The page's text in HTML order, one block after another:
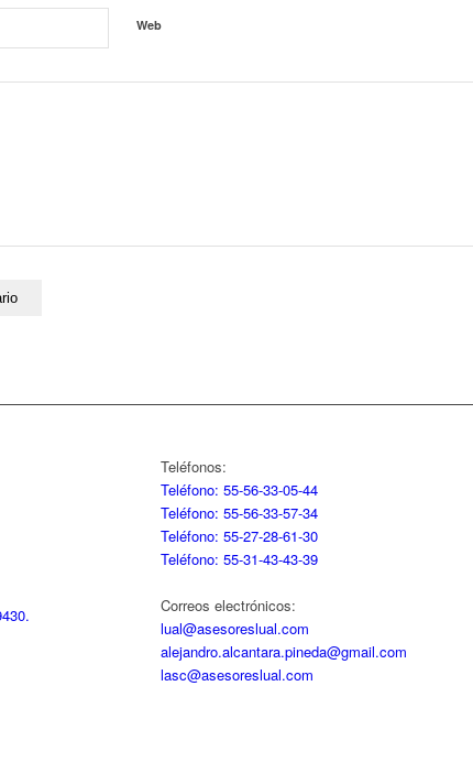
Web
Teléfonos:
Teléfono: 55-56-33-05-44
Teléfono: 55-56-33-57-34
Teléfono: 55-27-28-61-30
Teléfono: 55-31-43-43-39
Correos electrónicos:
lual@asesoreslual.com
alejandro.alcantara.pineda@gmail.com
lasc@asesoreslual.com